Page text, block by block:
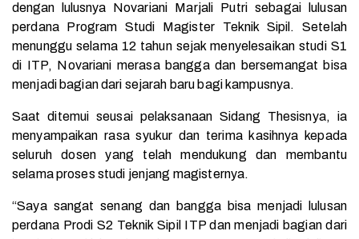
dengan lulusnya Novariani Marjali Putri sebagai lulusan
perdana Program Studi Magister Teknik Sipil. Setelah
menunggu selama 12 tahun sejak menyelesaikan studi S1
di ITP, Novariani merasa bangga dan bersemangat bisa
menjadi bagian dari sejarah baru bagi kampusnya.
Saat ditemui seusai pelaksanaan Sidang Thesisnya, ia
menyampaikan rasa syukur dan terima kasihnya kepada
seluruh dosen yang telah mendukung dan membantu
selama proses studi jenjang magisternya.
“Saya sangat senang dan bangga bisa menjadi lulusan
perdana Prodi S2 Teknik Sipil ITP dan menjadi bagian dari